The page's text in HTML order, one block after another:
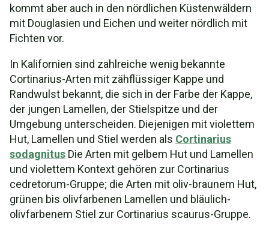
kommt aber auch in den nördlichen Küstenwäldern
mit Douglasien und Eichen und weiter nördlich mit
Fichten vor.
In Kalifornien sind zahlreiche wenig bekannte
Cortinarius-Arten mit zähflüssiger Kappe und
Randwulst bekannt, die sich in der Farbe der Kappe,
der jungen Lamellen, der Stielspitze und der
Umgebung unterscheiden. Diejenigen mit violettem
Hut, Lamellen und Stiel werden als Cortinarius
sodagnitus Die Arten mit gelbem Hut und Lamellen
und violettem Kontext gehören zur Cortinarius
cedretorum-Gruppe; die Arten mit oliv-braunem Hut,
grünen bis olivfarbenen Lamellen und bläulich-
olivfarbenem Stiel zur Cortinarius scaurus-Gruppe.